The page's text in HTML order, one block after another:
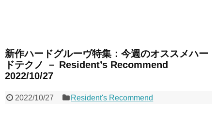
新作ハードグルーヴ特集：今週のオススメハー
ドテクノ － Resident’s Recommend
2022/10/27
2022/10/27 Resident's Recommend